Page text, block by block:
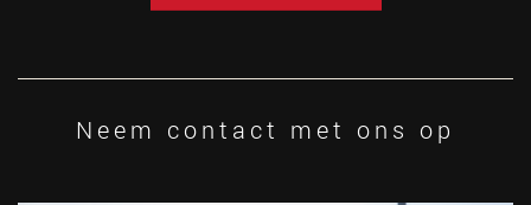
Neem contact met ons op